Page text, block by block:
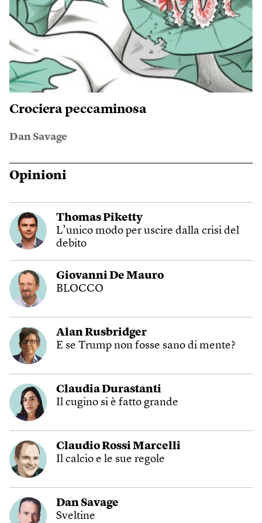
Crociera peccaminosa
Dan Savage
Opinioni
Thomas Piketty
L’unico modo per uscire dalla crisi del
debito
Giovanni De Mauro
BLOCCO
Alan Rusbridger
E se Trump non fosse sano di mente?
Claudia Durastanti
Il cugino si è fatto grande
Claudio Rossi Marcelli
Il calcio e le sue regole
Dan Savage
Sveltine